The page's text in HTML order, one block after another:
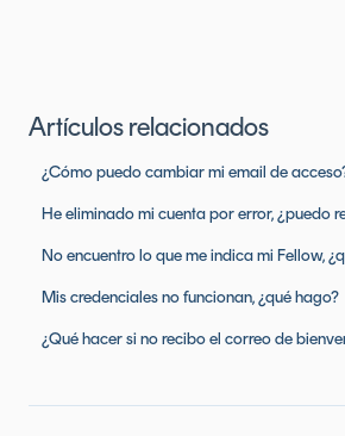
Artículos relacionados
¿Cómo puedo cambiar mi email de
He eliminado mi cuenta por error, ¿puedo
No encuentro lo que me indica mi Fellow,
Mis credenciales no funcionan, ¿qué hago?
¿Qué hacer si no recibo el correo de